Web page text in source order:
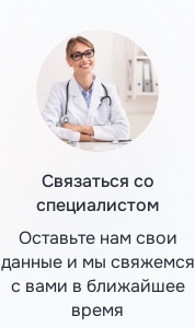
Связаться со
специалистом
Оставьте нам свои
данные и мы свяжемся
с вами в ближайшее
время